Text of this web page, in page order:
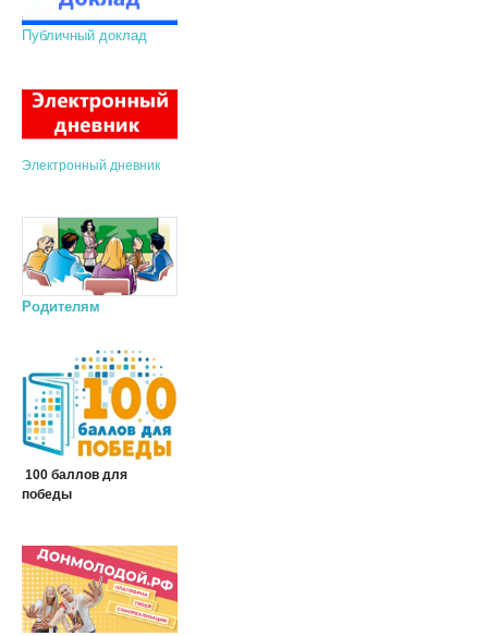
Публичный доклад
Электронный дневник
Родителям
100 баллов для
победы